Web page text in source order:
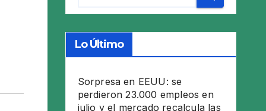
Lo Último
Sorpresa en EEUU: se
perdieron 23.000 empleos en
julio y el mercado recalcula las